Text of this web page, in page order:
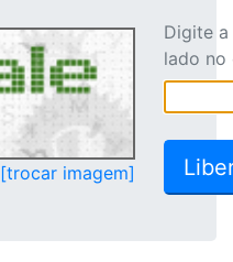
[trocar imagem]
Digite
lado no